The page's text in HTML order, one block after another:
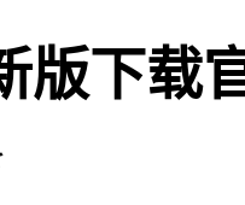
版下载